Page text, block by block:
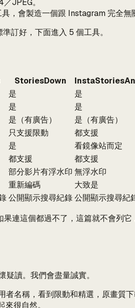
，會製造一個跟 Instagram 完全無
訂好，下面進入 5 個工具。
StoriesDown
是
是
是
是
是（有廣告）
是（有廣告）
只支援限動
都支援
是
看鏡像站而定
都支援
都支援
部分影片有浮水印 無浮水印
重新編碼
大致是
公開顯示搜尋紀錄公開顯示搜尋紀
連這個都過不了，這篇就不會列
讀。我們會盡量誠實。
者名稱，看到限動和精選，原畫
很自然。